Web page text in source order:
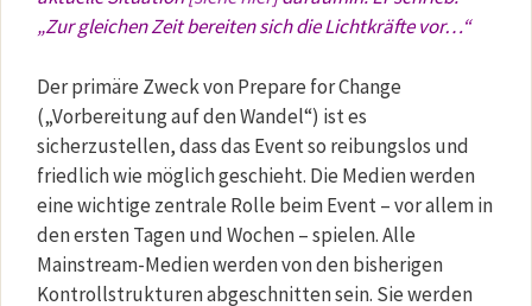
„Zur gleichen Zeit bereiten sich die Lichtkräfte vor…“
Der primäre Zweck von Prepare for Change
(„Vorbereitung auf den Wandel“) ist es
sicherzustellen, dass das Event so reibungslos und
friedlich wie möglich geschieht. Die Medien werden
eine wichtige zentrale Rolle beim Event – vor allem in
den ersten Tagen und Wochen – spielen. Alle
Mainstream-Medien werden von den bisherigen
Kontrollstrukturen abgeschnitten sein. Sie werden